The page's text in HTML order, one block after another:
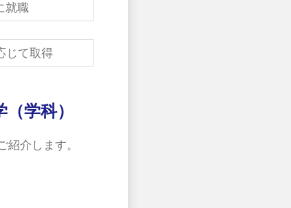
就職
じて取得
学科）
介します。